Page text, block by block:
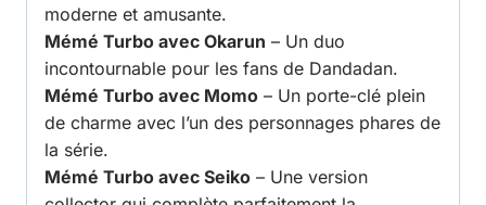
moderne et amusante.
Mémé Turbo avec Okarun – Un duo
incontournable pour les fans de Dandadan.
Mémé Turbo avec Momo – Un porte-clé plein
de charme avec l’un des personnages phares de
la série.
Mémé Turbo avec Seiko – Une version